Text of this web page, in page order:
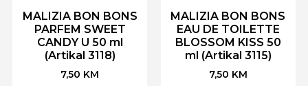
MALIZIA BON BONS
PARFEM SWEET
CANDY U 50 ml
(Artikal 3118)
7,50 KM
MALIZIA BON BONS
EAU DE TOILETTE
BLOSSOM KISS 50
ml (Artikal 3115)
7,50 KM